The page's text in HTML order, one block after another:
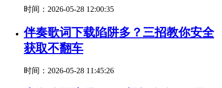
时间：2026-05-28 12:00:35
伴奏歌词下载陷阱多？三招教你安全
获取不翻车
时间：2026-05-28 11:45:26